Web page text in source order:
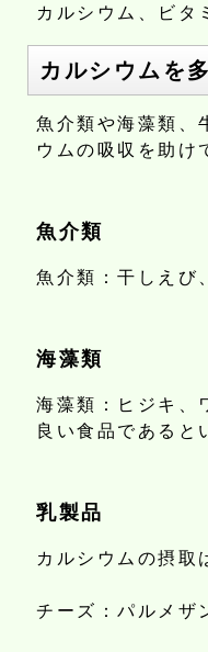
カルシウム、ビタ
カルシウムを
魚介類や海藻類、
ウムの吸収を助け
魚介類
魚介類：干しえび
海藻類
海藻類：ヒジキ、
良い食品であると
乳製品
カルシウムの摂取
チーズ：パルメザ